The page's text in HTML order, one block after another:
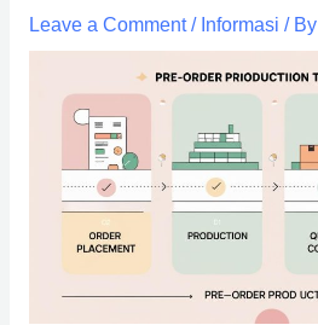
Leave a Comment / Informasi / By